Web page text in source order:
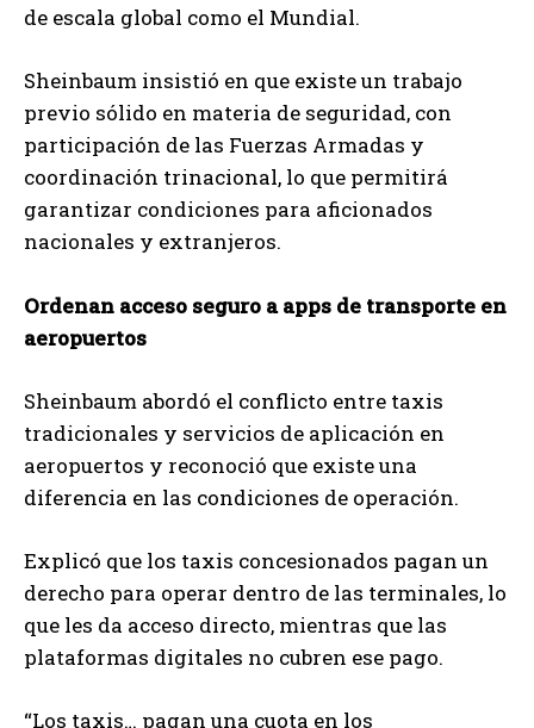
de escala global como el Mundial.
Sheinbaum insistió en que existe un trabajo
previo sólido en materia de seguridad, con
participación de las Fuerzas Armadas y
coordinación trinacional, lo que permitirá
garantizar condiciones para aficionados
nacionales y extranjeros.
Ordenan acceso seguro a apps de transporte en
aeropuertos
Sheinbaum abordó el conflicto entre taxis
tradicionales y servicios de aplicación en
aeropuertos y reconoció que existe una
diferencia en las condiciones de operación.
Explicó que los taxis concesionados pagan un
derecho para operar dentro de las terminales, lo
que les da acceso directo, mientras que las
plataformas digitales no cubren ese pago.
“Los taxis… pagan una cuota en los